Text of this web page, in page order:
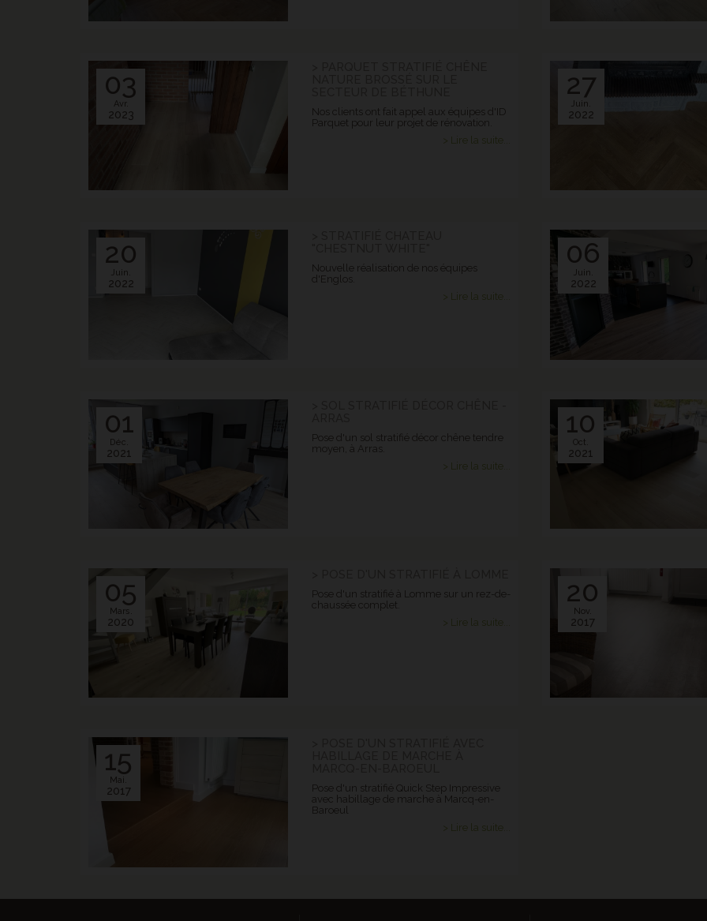
03
Avr.
2023
Nos clients ont fait appel aux équipes d'ID
Parquet pour leur projet de rénovation.
> Lire la suite...
27
Juin.
2022
20
Juin.
2022
Nouvelle réalisation de nos équipes
d'Englos.
> Lire la suite...
06
Juin.
2022
01
Déc.
2021
Pose d'un sol stratifié décor chêne tendre
moyen, à Arras.
> Lire la suite...
10
Oct.
2021
05
Mars.
2020
Pose d'un stratifié à Lomme sur un rez-de-
chaussée complet.
> Lire la suite...
20
Nov.
2017
15
Mai.
2017
Pose d'un stratifié Quick Step Impressive
avec habillage de marche à Marcq-en-
Baroeul
> Lire la suite...